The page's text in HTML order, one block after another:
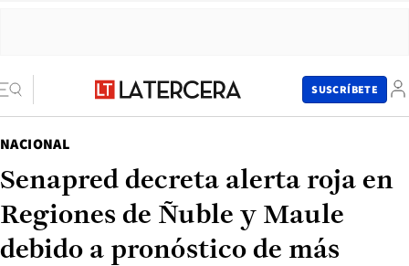
SUSCRÍBETE
NACIONAL
Senapred decreta alerta roja en
Regiones de Ñuble y Maule
debido a pronóstico de más